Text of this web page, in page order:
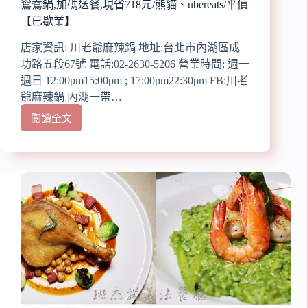
鴛鴦鍋,加碼送餐,現省718元/熊貓、ubereats/平價
【已歇業】
店家資訊: 川老爺麻辣鍋 地址:台北市內湖區成
功路五段67號 電話:02-2630-5206 營業時間: 週一
週日 12:00pm15:00pm ; 17:00pm22:30pm FB:川老
爺麻辣鍋 內湖一帶…
閱讀全文
【內
火
『川
老
爺
麻
辣
鍋』
近
捷
運